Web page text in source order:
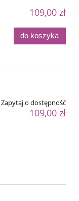
109,00 zł
do koszyka
Zapytaj o dostępność
109,00 zł